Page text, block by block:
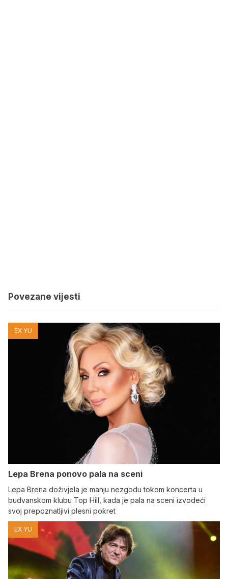
Povezane vijesti
EX YU
Lepa Brena ponovo pala na sceni
Lepa Brena doživjela je manju nezgodu tokom koncerta u
budvanskom klubu Top Hill, kada je pala na sceni izvodeći
svoj prepoznatljivi plesni pokret
EX YU